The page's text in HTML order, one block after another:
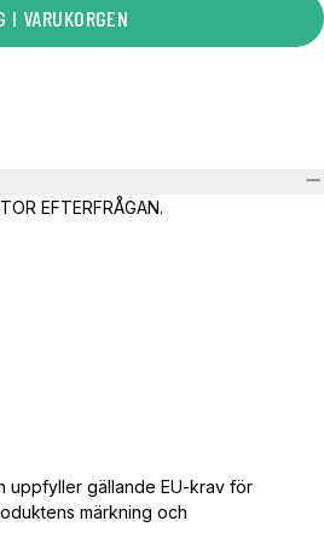
I VARUKORGEN
EFTERFRÅGAN.
uppfyller gällande EU-krav för
märkning och